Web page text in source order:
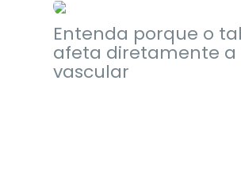
Entenda porque o
afeta diretamente a
vascular